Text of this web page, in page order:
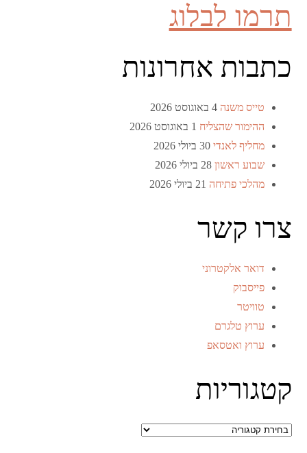
תרמו לבלוג
כתבות אחרונות
טייס משנה 4 באוגוסט 2026
ההימור שהצליח 1 באוגוסט 2026
מחליף לאנדי 30 ביולי 2026
שבוע ראשון 28 ביולי 2026
מהלכי פתיחה 21 ביולי 2026
צרו קשר
דואר אלקטרוני
פייסבוק
טוויטר
ערוץ טלגרם
ערוץ ואטסאפ
קטגוריות
קטגוריות